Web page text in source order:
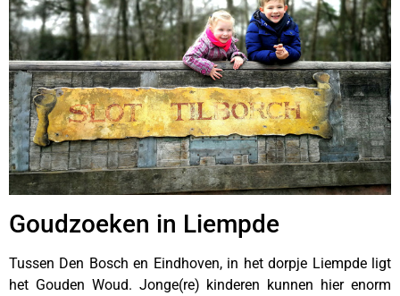
Goudzoeken in Liempde
Tussen Den Bosch en Eindhoven, in het dorpje Liempde ligt
het Gouden Woud. Jonge(re) kinderen kunnen hier enorm